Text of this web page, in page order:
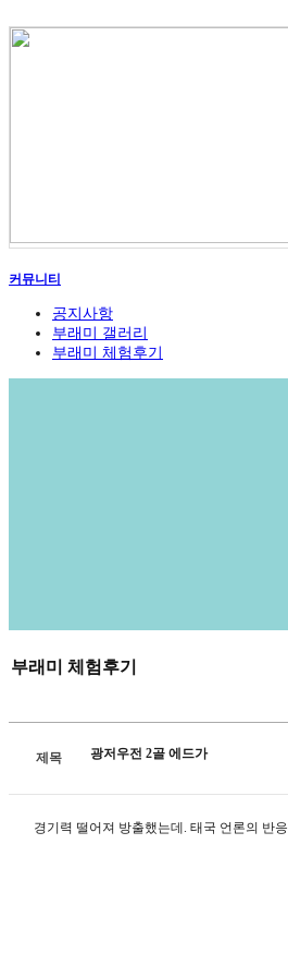
커뮤니티
공지사항
부래미 갤러리
부래미 체험후기
부래미 체험후기
제목 광저우전 2골 에드가
경기력 떨어져 방출했는데. 태국 언론의 반응